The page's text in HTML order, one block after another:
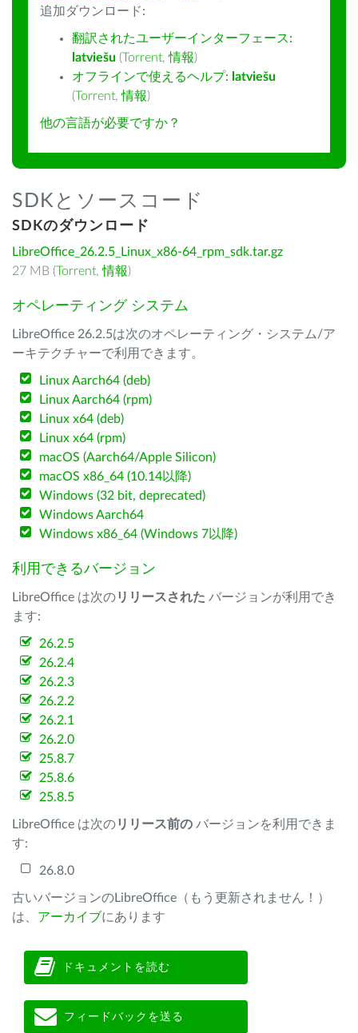
追加ダウンロード:
翻訳されたユーザーインターフェース:
latviešu (Torrent,情報)
オフラインで使えるヘルプ: latviešu
(Torrent,情報)
他の言語が必要ですか？
SDKとソースコード
SDKのダウンロード
LibreOffice_26.2.5_Linux_x86-64_rpm_sdk.tar.gz
27 MB (Torrent,情報)
オペレーティング システム
LibreOffice 26.2.5は次のオペレーティング・システム/ア
ーキテクチャーで利用できます。
Linux Aarch64 (deb)
Linux Aarch64 (rpm)
Linux x64 (deb)
Linux x64 (rpm)
macOS (Aarch64/Apple Silicon)
macOS x86_64 (10.14以降)
Windows (32 bit, deprecated)
Windows Aarch64
Windows x86_64 (Windows 7以降)
利用できるバージョン
LibreOffice は次のリリースされた バージョンが利用でき
ます:
26.2.5
26.2.4
26.2.3
26.2.2
26.2.1
26.2.0
25.8.7
25.8.6
25.8.5
LibreOffice は次のリリース前の バージョンを利用できま
す:
26.8.0
古いバージョンのLibreOffice（もう更新されません！）
は、 アーカイブにあります
ドキュメントを読む
フィードバックを送る